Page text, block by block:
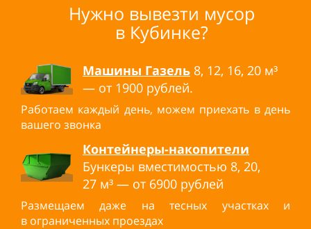
Нужно вывезти мусор
в Кубинке?
Машины Газель 8, 12, 16, 20 м³
— от 1900 рублей.
Работаем каждый день, можем приехать в день
вашего звонка
Контейнеры-накопители
Бункеры вместимостью 8, 20,
27 м³ — от 6900 рублей
Размещаем даже на тесных участках и
в ограниченных проездах